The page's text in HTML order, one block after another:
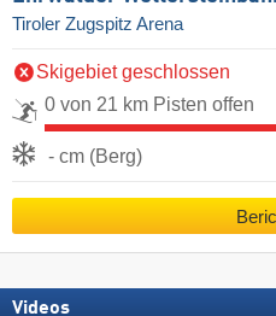
Tiroler Zugspitz Arena
Skigebiet geschlossen
0 von 21 km Pisten offen
- cm (Berg)
Videos